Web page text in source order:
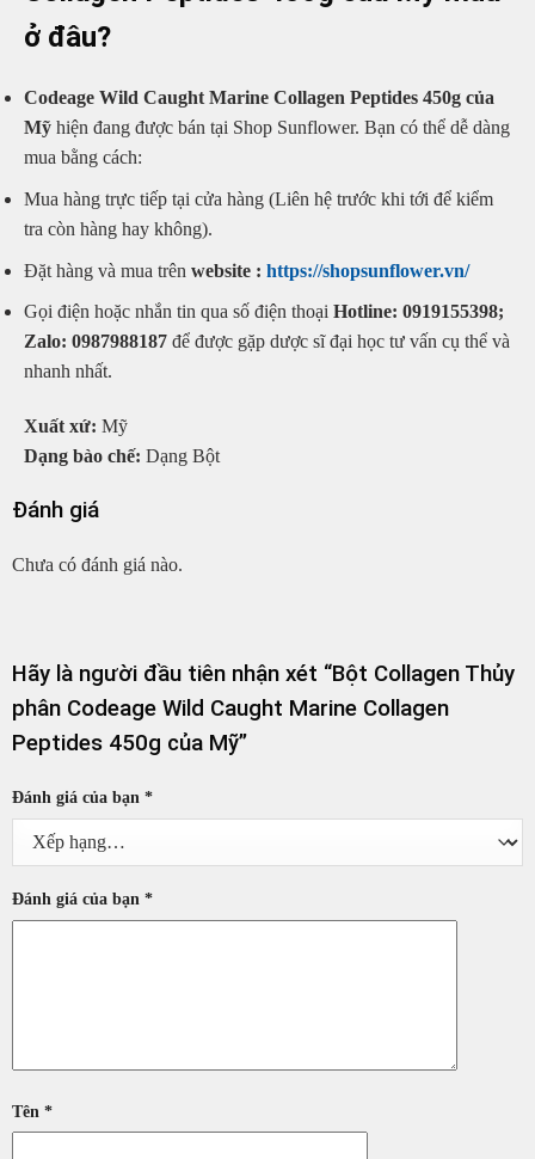
ở đâu?
Codeage Wild Caught Marine Collagen Peptides 450g của
Mỹ hiện đang được bán tại Shop Sunflower. Bạn có thể dễ dàng
mua bằng cách:
Mua hàng trực tiếp tại cửa hàng (Liên hệ trước khi tới để kiểm
tra còn hàng hay không).
Đặt hàng và mua trên website : https://shopsunflower.vn/
Gọi điện hoặc nhắn tin qua số điện thoại Hotline: 0919155398;
Zalo: 0987988187 để được gặp dược sĩ đại học tư vấn cụ thể và
nhanh nhất.
Xuất xứ: Mỹ
Dạng bào chế: Dạng Bột
Đánh giá
Chưa có đánh giá nào.
Hãy là người đầu tiên nhận xét “Bột Collagen Thủy
phân Codeage Wild Caught Marine Collagen
Peptides 450g của Mỹ”
Đánh giá của bạn *
Đánh giá của bạn *
Tên *